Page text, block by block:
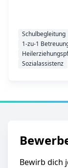
Schulbegleitung
1-zu-1
Sozialassistenz
Bewirb dich